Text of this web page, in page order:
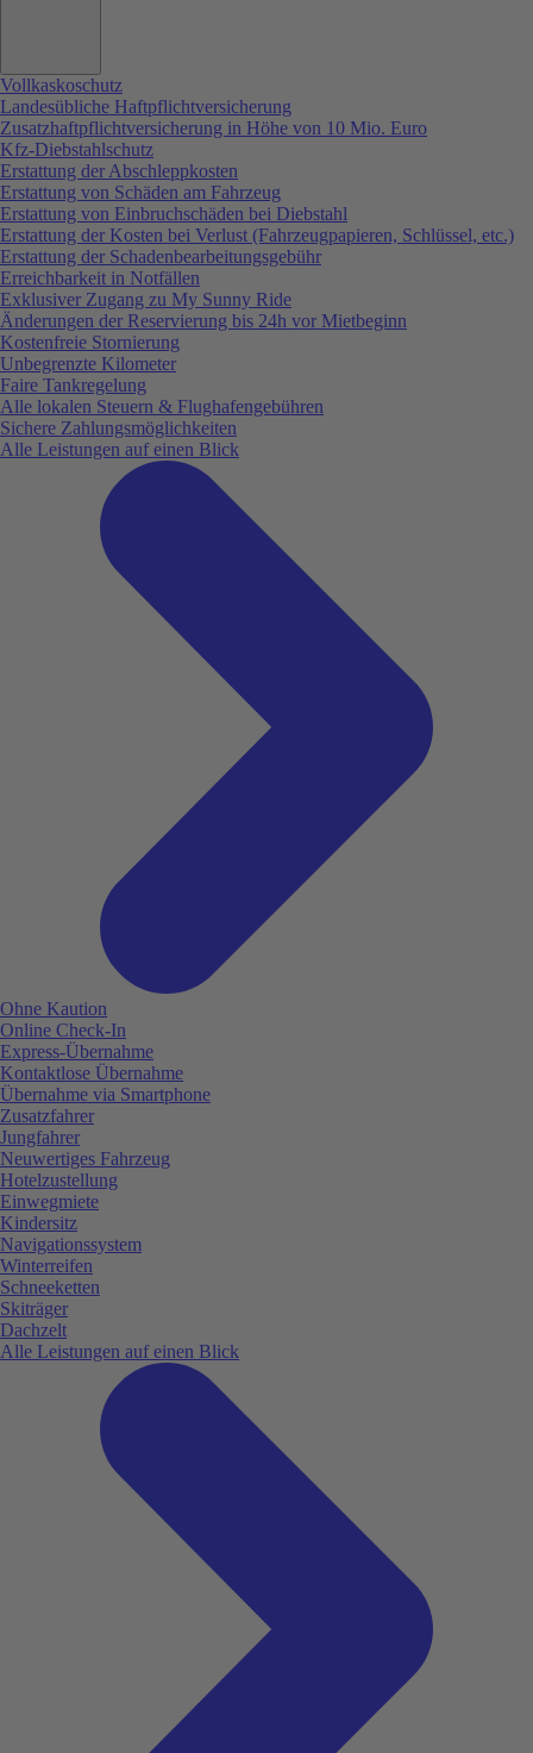
Vollkaskoschutz
Landesübliche Haftpflichtversicherung
Zusatzhaftpflichtversicherung in Höhe von 10 Mio. Euro
Kfz-Diebstahlschutz
Erstattung der Abschleppkosten
Erstattung von Schäden am Fahrzeug
Erstattung von Einbruchschäden bei Diebstahl
Erstattung der Kosten bei Verlust (Fahrzeugpapieren, Schlüssel, etc.)
Erstattung der Schadenbearbeitungsgebühr
Erreichbarkeit in Notfällen
Exklusiver Zugang zu My Sunny Ride
Änderungen der Reservierung bis 24h vor Mietbeginn
Kostenfreie Stornierung
Unbegrenzte Kilometer
Faire Tankregelung
Alle lokalen Steuern & Flughafengebühren
Sichere Zahlungsmöglichkeiten
Alle Leistungen auf einen Blick
Ohne Kaution
Online Check-In
Express-Übernahme
Kontaktlose Übernahme
Übernahme via Smartphone
Zusatzfahrer
Jungfahrer
Neuwertiges Fahrzeug
Hotelzustellung
Einwegmiete
Kindersitz
Navigationssystem
Winterreifen
Schneeketten
Skiträger
Dachzelt
Alle Leistungen auf einen Blick